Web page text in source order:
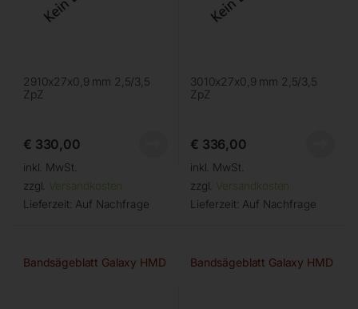
2910x27x0,9 mm 2,5/3,5
ZpZ
€ 330,00
inkl. MwSt.
zzgl. Versandkosten
Lieferzeit: Auf Nachfrage
3010x27x0,9 mm 2,5/3,5
ZpZ
€ 336,00
inkl. MwSt.
zzgl. Versandkosten
Lieferzeit: Auf Nachfrage
Bandsägeblatt Galaxy HMD Bandsägeblatt Galaxy HMD